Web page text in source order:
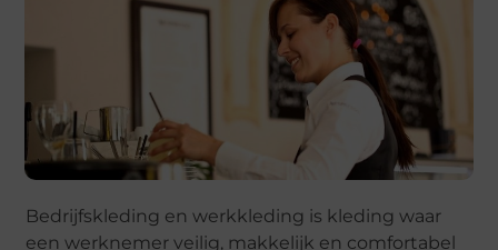
Bedrijfskleding en werkkleding is kleding waar
een werknemer veilig, makkelijk en comfortabel